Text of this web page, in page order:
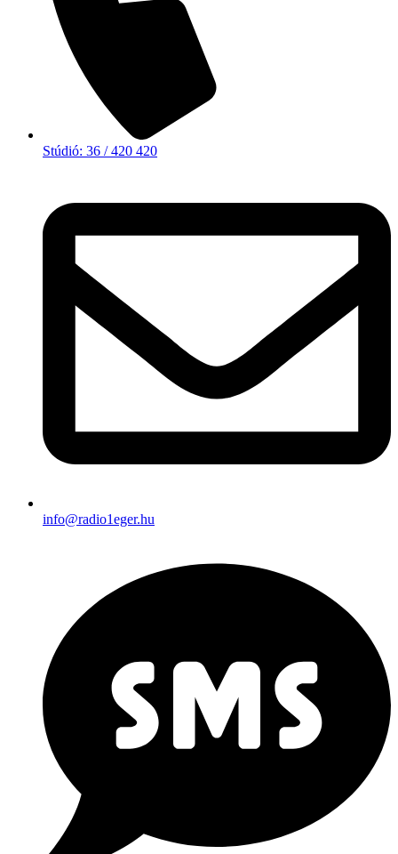
Stúdió: 36 / 420 420
info@radio1eger.hu